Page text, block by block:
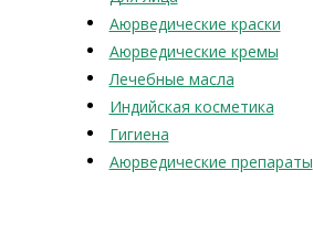
Аюрведические краски
Аюрведические кремы
Лечебные масла
Индийская косметика
Гигиена
Аюрведические препараты